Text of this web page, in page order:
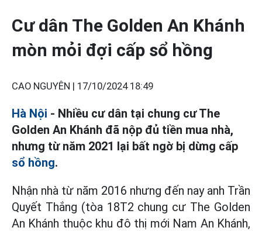
Cư dân The Golden An Khánh
mòn mỏi đợi cấp sổ hồng
CAO NGUYÊN | 17/10/2024 18:49
Hà Nội - Nhiều cư dân tại chung cư The
Golden An Khánh đã nộp đủ tiền mua nhà,
nhưng từ năm 2021 lại bất ngờ bị dừng cấp
sổ hồng.
Nhận nhà từ năm 2016 nhưng đến nay anh Trần
Quyết Thắng (tòa 18T2 chung cư The Golden
An Khánh thuộc khu đô thị mới Nam An Khánh,